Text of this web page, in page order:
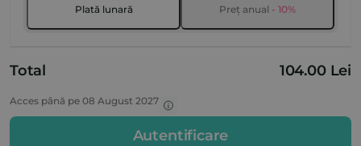
Plată lunară Preț anual - 10%
Total 104.00 Lei
Acces până pe 08 August 2027
Autentificare